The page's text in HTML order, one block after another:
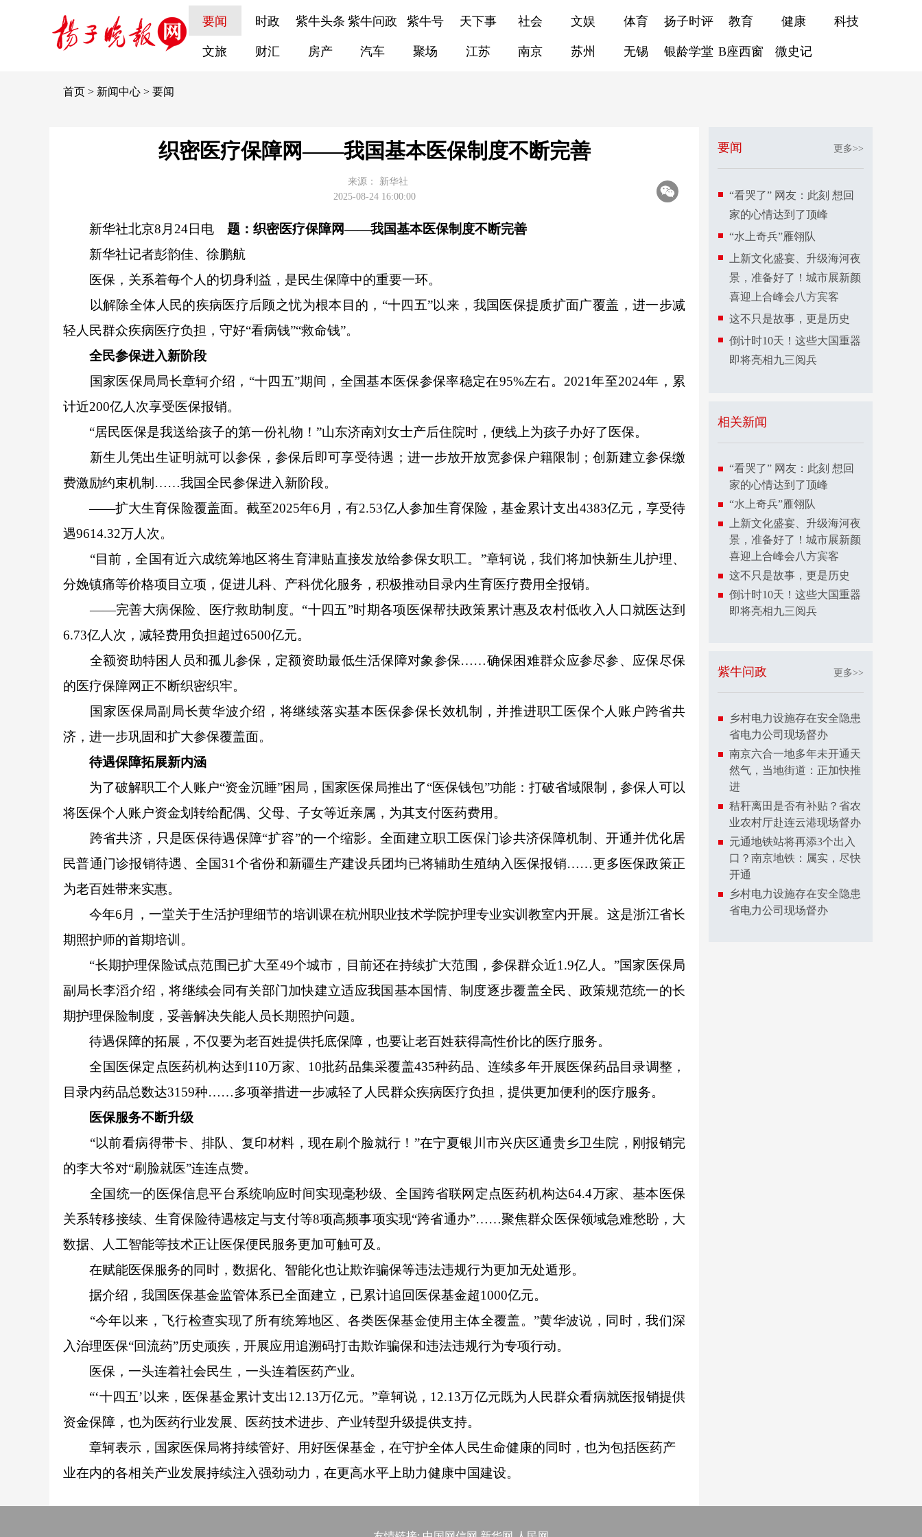
要闻 时政 紫牛头条 紫牛问政 紫牛号 天下事 社会 文娱 体育 扬子时评 教育 健康 科技
文旅 财汇 房产 汽车 聚场 江苏 南京 苏州 无锡 银龄学堂 B座西窗 微史记
首页 > 新闻中心 > 要闻
织密医疗保障网——我国基本医保制度不断完善
来源：
新华社
2025-08-24 16:00:00
新华社北京8月24日电 题：织密医疗保障网——我国基本医保制度不断完善
新华社记者彭韵佳、徐鹏航
医保，关系着每个人的切身利益，是民生保障中的重要一环。
以解除全体人民的疾病医疗后顾之忧为根本目的，“十四五”以来，我国医保提质扩面广覆盖，进一步减
轻人民群众疾病医疗负担，守好“看病钱”“救命钱”。
全民参保进入新阶段
国家医保局局长章轲介绍，“十四五”期间，全国基本医保参保率稳定在95%左右。2021年至2024年，累
计近200亿人次享受医保报销。
“居民医保是我送给孩子的第一份礼物！”山东济南刘女士产后住院时，便线上为孩子办好了医保。
新生儿凭出生证明就可以参保，参保后即可享受待遇；进一步放开放宽参保户籍限制；创新建立参保缴
费激励约束机制……我国全民参保进入新阶段。
——扩大生育保险覆盖面。截至2025年6月，有2.53亿人参加生育保险，基金累计支出4383亿元，享受待
遇9614.32万人次。
“目前，全国有近六成统筹地区将生育津贴直接发放给参保女职工。”章轲说，我们将加快新生儿护理、
分娩镇痛等价格项目立项，促进儿科、产科优化服务，积极推动目录内生育医疗费用全报销。
——完善大病保险、医疗救助制度。“十四五”时期各项医保帮扶政策累计惠及农村低收入人口就医达到
6.73亿人次，减轻费用负担超过6500亿元。
全额资助特困人员和孤儿参保，定额资助最低生活保障对象参保……确保困难群众应参尽参、应保尽保
的医疗保障网正不断织密织牢。
国家医保局副局长黄华波介绍，将继续落实基本医保参保长效机制，并推进职工医保个人账户跨省共
济，进一步巩固和扩大参保覆盖面。
待遇保障拓展新内涵
为了破解职工个人账户“资金沉睡”困局，国家医保局推出了“医保钱包”功能：打破省域限制，参保人可以
将医保个人账户资金划转给配偶、父母、子女等近亲属，为其支付医药费用。
跨省共济，只是医保待遇保障“扩容”的一个缩影。全面建立职工医保门诊共济保障机制、开通并优化居
民普通门诊报销待遇、全国31个省份和新疆生产建设兵团均已将辅助生殖纳入医保报销……更多医保政策正
为老百姓带来实惠。
今年6月，一堂关于生活护理细节的培训课在杭州职业技术学院护理专业实训教室内开展。这是浙江省长
期照护师的首期培训。
“长期护理保险试点范围已扩大至49个城市，目前还在持续扩大范围，参保群众近1.9亿人。”国家医保局
副局长李滔介绍，将继续会同有关部门加快建立适应我国基本国情、制度逐步覆盖全民、政策规范统一的长
期护理保险制度，妥善解决失能人员长期照护问题。
待遇保障的拓展，不仅要为老百姓提供托底保障，也要让老百姓获得高性价比的医疗服务。
全国医保定点医药机构达到110万家、10批药品集采覆盖435种药品、连续多年开展医保药品目录调整，
目录内药品总数达3159种……多项举措进一步减轻了人民群众疾病医疗负担，提供更加便利的医疗服务。
医保服务不断升级
“以前看病得带卡、排队、复印材料，现在刷个脸就行！”在宁夏银川市兴庆区通贵乡卫生院，刚报销完
的李大爷对“刷脸就医”连连点赞。
全国统一的医保信息平台系统响应时间实现毫秒级、全国跨省联网定点医药机构达64.4万家、基本医保
关系转移接续、生育保险待遇核定与支付等8项高频事项实现“跨省通办”……聚焦群众医保领域急难愁盼，大
数据、人工智能等技术正让医保便民服务更加可触可及。
在赋能医保服务的同时，数据化、智能化也让欺诈骗保等违法违规行为更加无处遁形。
据介绍，我国医保基金监管体系已全面建立，已累计追回医保基金超1000亿元。
“今年以来，飞行检查实现了所有统筹地区、各类医保基金使用主体全覆盖。”黄华波说，同时，我们深
入治理医保“回流药”历史顽疾，开展应用追溯码打击欺诈骗保和违法违规行为专项行动。
医保，一头连着社会民生，一头连着医药产业。
“‘十四五’以来，医保基金累计支出12.13万亿元。”章轲说，12.13万亿元既为人民群众看病就医报销提供
资金保障，也为医药行业发展、医药技术进步、产业转型升级提供支持。
章轲表示，国家医保局将持续管好、用好医保基金，在守护全体人民生命健康的同时，也为包括医药产
业在内的各相关产业发展持续注入强劲动力，在更高水平上助力健康中国建设。
要闻 更多>>
“看哭了” 网友：此刻 想回
家的心情达到了顶峰
“水上奇兵”雁翎队
上新文化盛宴、升级海河夜
景，准备好了！城市展新颜
喜迎上合峰会八方宾客
这不只是故事，更是历史
倒计时10天！这些大国重器
即将亮相九三阅兵
相关新闻
“看哭了” 网友：此刻 想回
家的心情达到了顶峰
“水上奇兵”雁翎队
上新文化盛宴、升级海河夜
景，准备好了！城市展新颜
喜迎上合峰会八方宾客
这不只是故事，更是历史
倒计时10天！这些大国重器
即将亮相九三阅兵
紫牛问政 更多>>
乡村电力设施存在安全隐患
省电力公司现场督办
南京六合一地多年未开通天
然气，当地街道：正加快推
进
秸秆离田是否有补贴？省农
业农村厅赴连云港现场督办
元通地铁站将再添3个出入
口？南京地铁：属实，尽快
开通
乡村电力设施存在安全隐患
省电力公司现场督办